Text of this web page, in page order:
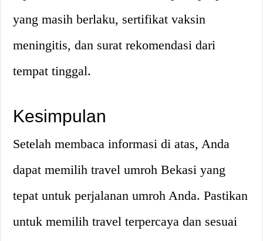
yang masih berlaku, sertifikat vaksin
meningitis, dan surat rekomendasi dari
tempat tinggal.
Kesimpulan
Setelah membaca informasi di atas, Anda
dapat memilih travel umroh Bekasi yang
tepat untuk perjalanan umroh Anda. Pastikan
untuk memilih travel terpercaya dan sesuai